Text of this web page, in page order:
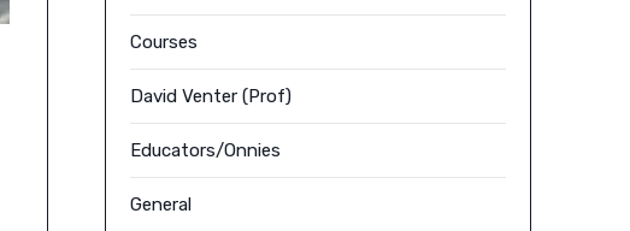
Courses
David Venter (Prof)
Educators/Onnies
General